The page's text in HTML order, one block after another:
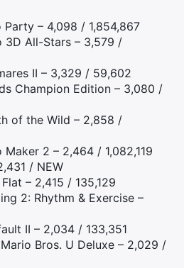
Party – 4,098 / 1,854,867
3D All-Stars – 3,579 /
II – 3,329 / 59,602
Champion Edition – 3,080 /
of the Wild – 2,858 /
2 – 2,464 / 1,082,119
/ NEW
– 2,415 / 135,129
2: Rhythm & Exercise –
II – 2,034 / 133,351
Bros. U Deluxe – 2,029 /